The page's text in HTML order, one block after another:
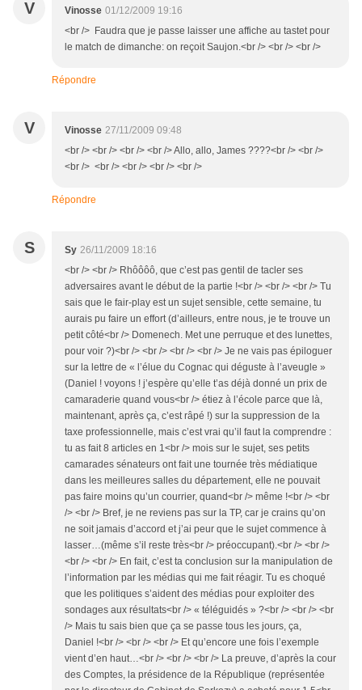
V Vinosse 01/12/2009 19:16
<br /> Faudra que je passe laisser une affiche au tastet pour
le match de dimanche: on reçoit Saujon.<br /> <br /> <br />
Répondre
V Vinosse 27/11/2009 09:48
<br /> <br /> <br /> <br /> Allo, allo, James ????<br /> <br />
<br /> <br /> <br /> <br /> <br />
Répondre
S Sy 26/11/2009 18:16
<br /> <br /> Rhôôôô, que c’est pas gentil de tacler ses
adversaires avant le début de la partie !<br /> <br /> <br /> Tu
sais que le fair-play est un sujet sensible, cette semaine, tu
aurais pu faire un effort (d’ailleurs, entre nous, je te trouve un
petit côté<br /> Domenech. Met une perruque et des lunettes,
pour voir ?)<br /> <br /> <br /> <br /> Je ne vais pas épiloguer
sur la lettre de « l’élue du Cognac qui déguste à l’aveugle »
(Daniel ! voyons ! j’espère qu’elle t’as déjà donné un prix de
camaraderie quand vous<br /> étiez à l’école parce que là,
maintenant, après ça, c’est râpé !) sur la suppression de la
taxe professionnelle, mais c’est vrai qu’il faut la comprendre :
tu as fait 8 articles en 1<br /> mois sur le sujet, ses petits
camarades sénateurs ont fait une tournée très médiatique
dans les meilleures salles du département, elle ne pouvait
pas faire moins qu’un courrier, quand<br /> même !<br /> <br
/> <br /> Bref, je ne reviens pas sur la TP, car je crains qu’on
ne soit jamais d’accord et j’ai peur que le sujet commence à
lasser…(même s’il reste très<br /> préoccupant).<br /> <br />
<br /> <br /> En fait, c’est ta conclusion sur la manipulation de
l’information par les médias qui me fait réagir. Tu es choqué
que les politiques s’aident des médias pour exploiter des
sondages aux résultats<br /> « téléguidés » ?<br /> <br /> <br
/> Mais tu sais bien que ça se passe tous les jours, ça,
Daniel !<br /> <br /> <br /> Et qu’encore une fois l’exemple
vient d’en haut…<br /> <br /> <br /> La preuve, d’après la cour
des Comptes, la présidence de la République (représentée